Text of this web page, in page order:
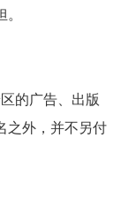
的广告、出版
之外，并不另付